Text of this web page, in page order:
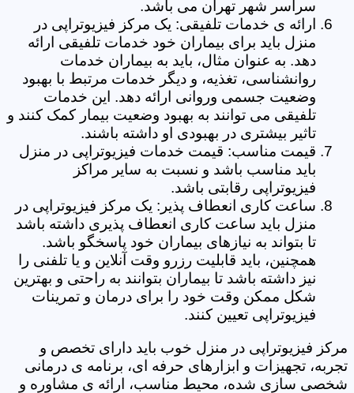
سراسر شهر تهران می باشد.
ارائه ی خدمات تلفیقی: یک مرکز فیزیوتراپی در
منزل باید برای بیماران خود خدمات تلفیقی ارائه
دهد. به عنوان مثال، باید به بیماران خدمات
روانشناسی، تغذیه، و دیگر خدمات مرتبط با بهبود
وضعیت جسمی وروانی ارائه دهد. این خدمات
تلفیقی می توانند به بهبود وضعیت بیمار کمک کنند و
تاثیر بیشتری در بهبودی او داشته باشند.
قیمت مناسب: قیمت خدمات فیزیوتراپی در منزل
باید مناسب باشد و نسبت به سایر مراکز
فیزیوتراپی رقابتی باشد.
ساعت کاری انعطاف پذیر: یک مرکز فیزیوتراپی در
منزل باید ساعت کاری انعطاف پذیری داشته باشد
تا بتواند به نیازهای بیماران خود پاسخگو باشد.
همچنین، باید قابلیت رزرو وقت آنلاین و یا تلفنی را
نیز داشته باشد تا بیماران بتوانند به راحتی و بهترین
شکل ممکن وقت خود را برای درمان و تمرینات
فیزیوتراپی تعیین کنند.
مرکز فیزیوتراپی در منزل خوب باید دارای تخصص و
تجربه، تجهیزات و ابزارهای حرفه ای، برنامه ی درمانی
شخصی سازی شده، محیط مناسب، ارائه ی مشاوره و